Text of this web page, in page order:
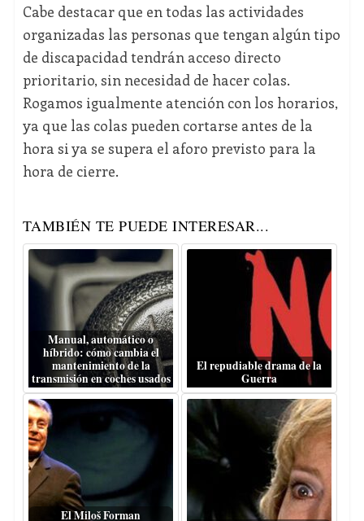
Cabe destacar que en todas las actividades
organizadas las personas que tengan algún tipo
de discapacidad tendrán acceso directo
prioritario, sin necesidad de hacer colas.
Rogamos igualmente atención con los horarios,
ya que las colas pueden cortarse antes de la
hora si ya se supera el aforo previsto para la
hora de cierre.
TAMBIÉN TE PUEDE INTERESAR...
Manual, automático o
híbrido: cómo cambia el
mantenimiento de la
transmisión en coches usados
El repudiable drama de la
Guerra
El Miloš Forman